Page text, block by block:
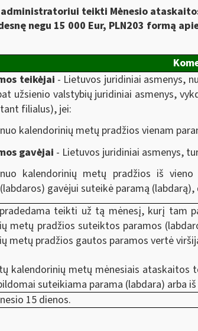
teikti Mėnesio
negu 15 000 Eur, PLN203 formą
teikėjai - Lietuvos juridiniai asmenys,
užsienio valstybių juridiniai asmenys,
filialus), jei:
nuo kalendorinių metų pradžios vienam
gavėjai - Lietuvos juridiniai asmenys,
nuo kalendorinių metų pradžios iš
(labdaros) gavėjui suteikė paramą (labdarą),
teikti už tą mėnesį, kurį tam
metų pradžios suteiktos paramos
metų pradžios gautos paramos vertė
kalendorinių metų mėnesiais
suteikiama parama (labdara) arba
15 dienos.